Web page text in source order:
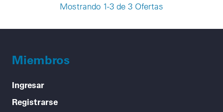
Mostrando 1-3 de 3 Ofertas
Miembros
Ingresar
Registrarse